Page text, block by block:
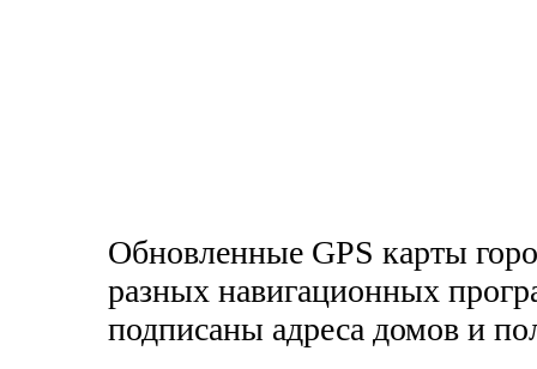
Обновленные GPS карты
разных навигационных
подписаны адреса домов и